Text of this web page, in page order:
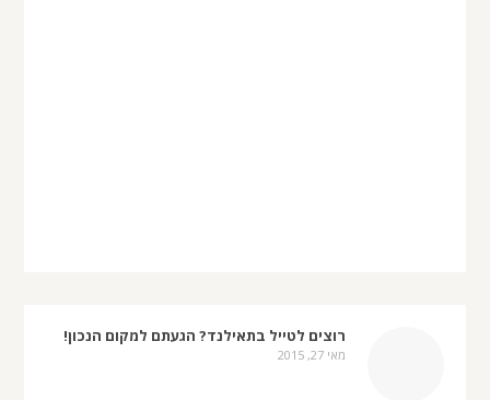
רוצים לטייל בתאילנד? הגעתם למקום הנכון!
מאי 27, 2015